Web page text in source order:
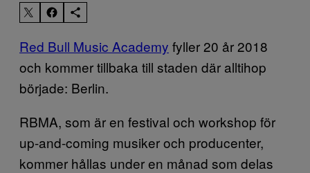
Red Bull Music Academy fyller 20 år 2018
och kommer tillbaka till staden där alltihop
började: Berlin.
RBMA, som är en festival och workshop för
up-and-coming musiker och producenter,
kommer hållas under en månad som delas